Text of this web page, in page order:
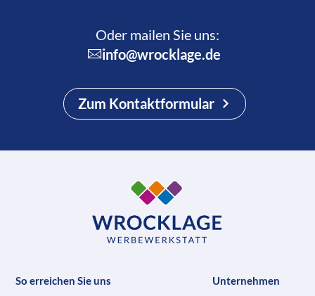
Oder mailen Sie uns:
info@wrocklage.de
Zum Kontaktformular
So erreichen Sie uns
Unternehmen